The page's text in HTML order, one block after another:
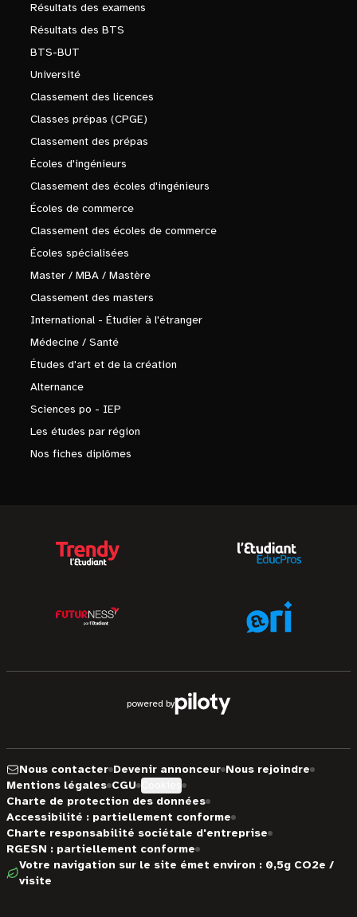
Résultats des examens
Résultats des BTS
BTS-BUT
Université
Classement des licences
Classes prépas (CPGE)
Classement des prépas
Écoles d'ingénieurs
Classement des écoles d'ingénieurs
Écoles de commerce
Classement des écoles de commerce
Écoles spécialisées
Master / MBA / Mastère
Classement des masters
International - Étudier à l'étranger
Médecine / Santé
Études d'art et de la création
Alternance
Sciences po - IEP
Les études par région
Nos fiches diplômes
powered by
Nous contacter Devenir annonceur Nous rejoindre
Mentions légales CGU
Charte de protection des données
Accessibilité : partiellement conforme
Charte responsabilité sociétale d'entreprise
RGESN : partiellement conforme
Votre navigation sur le site émet environ : 0,5g CO2e /
visite